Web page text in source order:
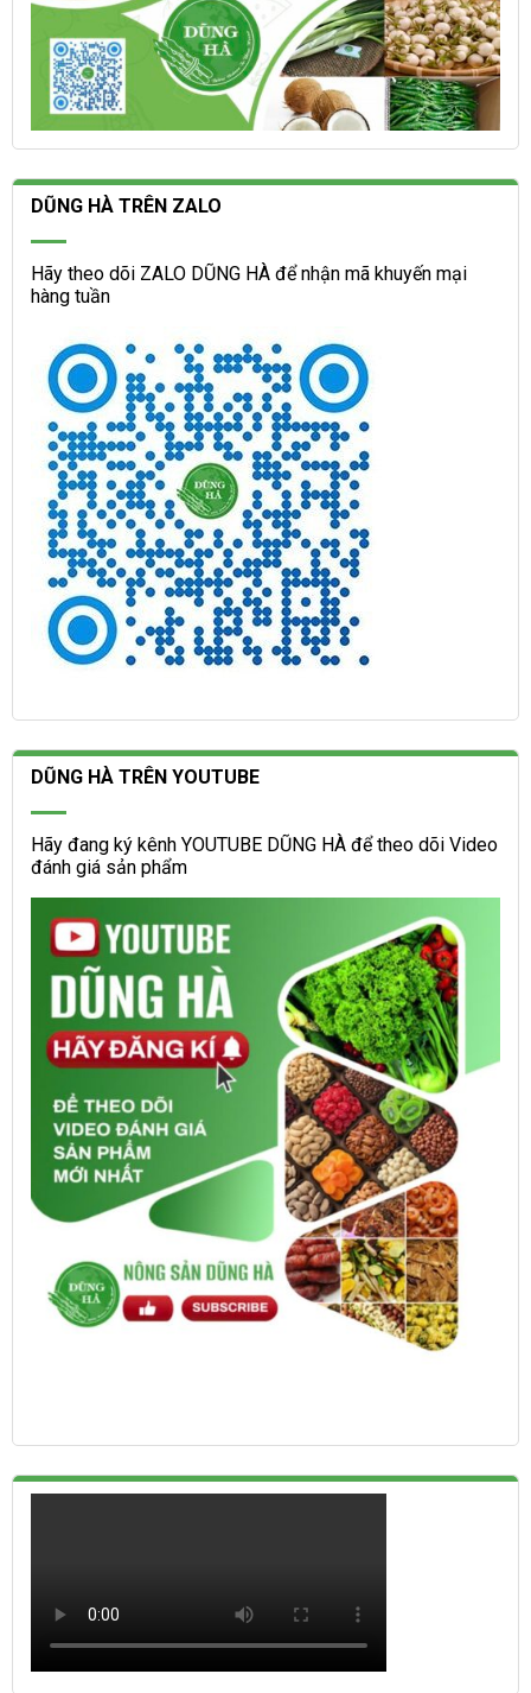
DŨNG HÀ TRÊN ZALO
Hãy theo dõi ZALO DŨNG HÀ để nhận mã khuyến mại
hàng tuần
DŨNG HÀ TRÊN YOUTUBE
Hãy đang ký kênh YOUTUBE DŨNG HÀ để theo dõi Video
đánh giá sản phẩm